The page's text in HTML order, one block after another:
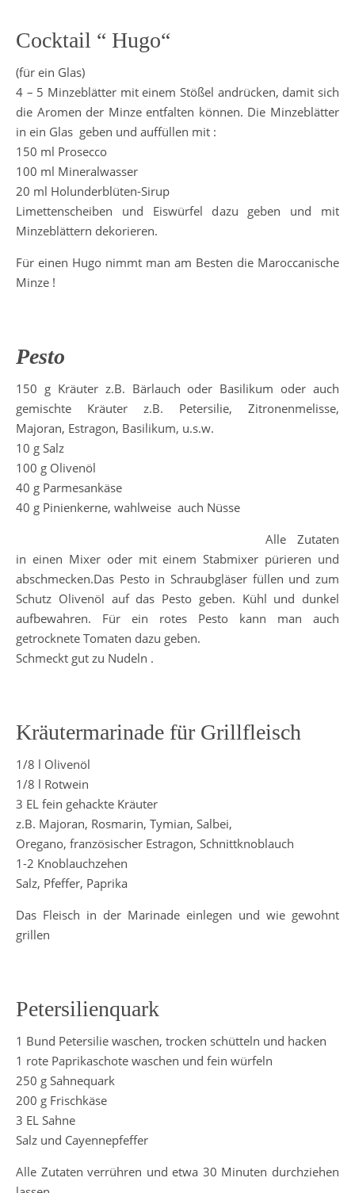
Cocktail “ Hugo“
(für ein Glas)
4 – 5 Minzeblätter mit einem Stößel andrücken, damit sich
die Aromen der Minze entfalten können. Die Minzeblätter
in ein Glas geben und auffüllen mit :
150 ml Prosecco
100 ml Mineralwasser
20 ml Holunderblüten-Sirup
Limettenscheiben und Eiswürfel dazu geben und mit
Minzeblättern dekorieren.
Für einen Hugo nimmt man am Besten die Maroccanische
Minze !
Pesto
150 g Kräuter z.B. Bärlauch oder Basilikum oder auch
gemischte Kräuter z.B. Petersilie, Zitronenmelisse,
Majoran, Estragon, Basilikum, u.s.w.
10 g Salz
100 g Olivenöl
40 g Parmesankäse
40 g Pinienkerne, wahlweise auch Nüsse
Alle Zutaten
in einen Mixer oder mit einem Stabmixer pürieren und
abschmecken.Das Pesto in Schraubgläser füllen und zum
Schutz Olivenöl auf das Pesto geben. Kühl und dunkel
aufbewahren. Für ein rotes Pesto kann man auch
getrocknete Tomaten dazu geben.
Schmeckt gut zu Nudeln .
Kräutermarinade für Grillfleisch
1/8 l Olivenöl
1/8 l Rotwein
3 EL fein gehackte Kräuter
z.B. Majoran, Rosmarin, Tymian, Salbei,
Oregano, französischer Estragon, Schnittknoblauch
1-2 Knoblauchzehen
Salz, Pfeffer, Paprika
Das Fleisch in der Marinade einlegen und wie gewohnt
grillen
Petersilienquark
1 Bund Petersilie waschen, trocken schütteln und hacken
1 rote Paprikaschote waschen und fein würfeln
250 g Sahnequark
200 g Frischkäse
3 EL Sahne
Salz und Cayennepfeffer
Alle Zutaten verrühren und etwa 30 Minuten durchziehen